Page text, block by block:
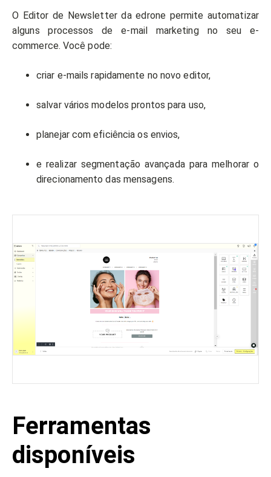
O Editor de Newsletter da edrone permite automatizar
alguns processos de e-mail marketing no seu e-
commerce. Você pode:
criar e-mails rapidamente no novo editor,
salvar vários modelos prontos para uso,
planejar com eficiência os envios,
e realizar segmentação avançada para melhorar o
direcionamento das mensagens.
Ferramentas
disponíveis